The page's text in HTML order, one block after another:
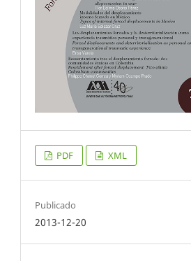
PDF XML
Publicado
2013-12-20